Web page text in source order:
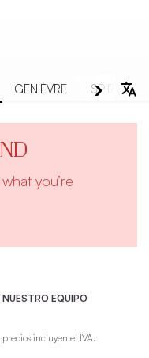
GENIÈVRE ›
you’re
EQUIPO
precios incluyen el IVA.